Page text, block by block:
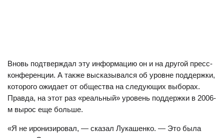
Вновь подтверждал эту информацию он и на другой пресс-
конференции. А также высказывался об уровне поддержки,
которого ожидает от общества на следующих выборах.
Правда, на этот раз «реальный» уровень поддержки в 2006-
м вырос еще больше.
«Я не иронизировал, — сказал Лукашенко. — Это была